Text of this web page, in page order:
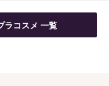
ラコスメ 一覧